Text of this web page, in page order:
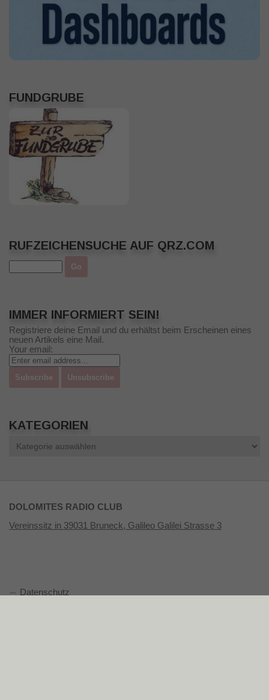
FUNDGRUBE
RUFZEICHENSUCHE AUF QRZ.COM
IMMER INFORMIERT SEIN!
Registriere deine Email und du erhältst beim Erscheinen eines
neuen Artikels eine Mail.
Your email:
KATEGORIEN
DOLOMITES RADIO CLUB
Vereinssitz in 39031 Bruneck, Galileo Galilei Strasse 3
Datenschutz